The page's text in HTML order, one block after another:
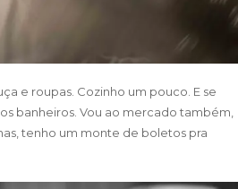
e roupas. Cozinho um pouco. E se
banheiros. Vou ao mercado também,
tenho um monte de boletos pra